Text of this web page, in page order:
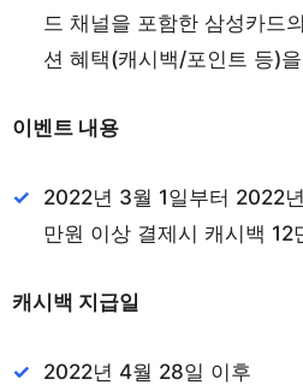
드 채널을 포함한 삼성카드
션 혜택(캐시백/포인트 등)
이벤트 내용
2022년 3월 1일부터 2022
만원 이상 결제시 캐시백 12
캐시백 지급일
2022년 4월 28일 이후